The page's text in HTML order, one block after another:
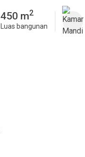
450 m2
Luas bangunan